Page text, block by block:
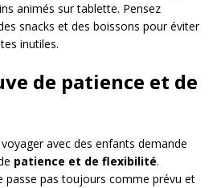
animés sur tablette. Pensez
snacks et des boissons pour éviter
inutiles.
de patience et de
voyager avec des enfants demande
patience et de flexibilité.
passe pas toujours comme prévu et